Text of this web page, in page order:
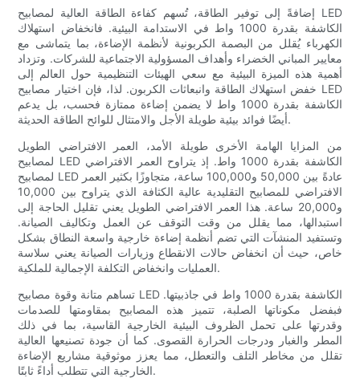
إضافةً إلى توفير الطاقة، تُسهم كفاءة الطاقة العالية لمصابيح LED
الكاشفة بقدرة 1000 واط في الاستدامة البيئية. فانخفاض استهلاك
الكهرباء يُقلل من البصمة الكربونية لأنظمة الإضاءة، بما يتماشى مع
معايير المباني الخضراء وأهداف المسؤولية الاجتماعية للشركات. وتزداد
أهمية هذه الميزة البيئية مع سعي الهيئات التنظيمية حول العالم إلى
خفض استهلاك الطاقة وانبعاثات الكربون. لذا، فإن اختيار مصابيح LED
الكاشفة بقدرة 1000 واط لا يضمن إضاءة ممتازة فحسب، بل يدعم
أيضًا فوائد بيئية طويلة الأجل والامتثال للوائح الطاقة الحديثة.
من المزايا الهامة الأخرى طويلة الأمد، العمر الافتراضي الطويل
لمصابيح LED الكاشفة بقدرة 1000 واط. إذ يتراوح العمر الافتراضي
لمصابيح LED عادةً بين 50,000 و100,000 ساعة، متجاوزًا بكثير العمر
الافتراضي للمصابيح التقليدية عالية الكثافة الذي يتراوح بين 10,000
و20,000 ساعة. هذا العمر الافتراضي الطويل يعني تقليل الحاجة إلى
استبدالها، مما يقلل من وقت التوقف عن العمل وتكاليف الصيانة.
وتستفيد المنشآت التي تضم أنظمة إضاءة خارجية واسعة النطاق بشكل
خاص، حيث أن انخفاض حالات الانقطاع وزيارات الصيانة يعني سلاسة
العمليات وانخفاض التكلفة الإجمالية للملكية.
تساهم متانة وقوة مصابيح LED الكاشفة بقدرة 1000 واط في جاذبيتها.
فبفضل مكوناتها الصلبة، تتميز هذه المصابيح بمقاومتها للصدمات
وقدرتها على تحمل الظروف البيئية الخارجية القاسية، بما في ذلك
المطر والغبار ودرجات الحرارة القصوى. كما أن جودة تصنيعها العالية
تقلل من مخاطر التلف والتعطل، مما يعزز موثوقية مشاريع الإضاءة
الخارجية التي تتطلب أداءً ثابتًا.